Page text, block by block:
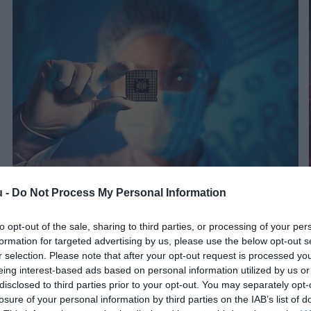
- Do Not Process My Personal Information
opt-out of the sale, sharing to third parties, or processing of your
for targeted advertising by us, please use the below opt-out
selection. Please note that after your opt-out request is processed
interest-based ads based on personal information utilized by us
to third parties prior to your opt-out. You may separately
of your personal information by third parties on the IAB’s list of
AUTÓ
Mercedes-gyár
A beszállítói nehézségek okozta alkatrészhiány miatt ismét leállt
a termelés az üzemben. A vállalat a munkavállalói oltására és új
modellje sorozatgyártásának előkészítésére használja ki az időt.